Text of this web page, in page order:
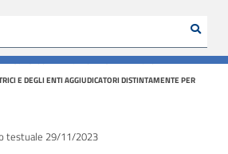
CONCLUSA ENTRO IL 31 DICEMBRE 2023 - ATTI DELLE
E DEGLI ENTI AGGIUDICATORI DISTINTAMENTE PER
testuale 29/11/2023